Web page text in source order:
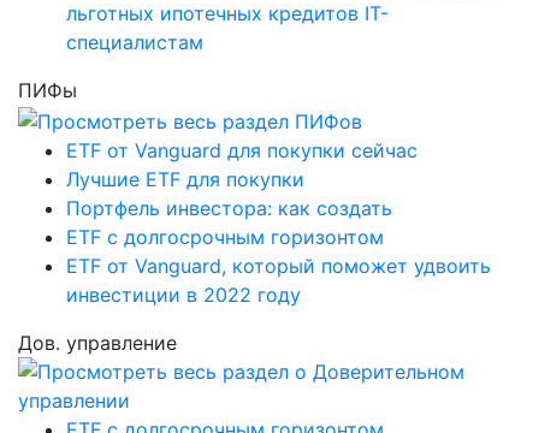
льготных ипотечных кредитов IT-
специалистам
ПИФы
ETF от Vanguard для покупки сейчас
Лучшие ETF для покупки
Портфель инвестора: как создать
ETF с долгосрочным горизонтом
ETF от Vanguard, который поможет удвоить
инвестиции в 2022 году
Дов. управление